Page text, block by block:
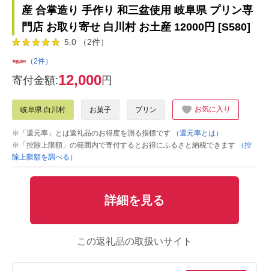
産 合掌造り 手作り 和三盆使用 岐阜県 プリン専
門店 お取り寄せ 白川村 お土産 12000円 [S580]
5.0 （2件）
（2件）
寄付金額:12,000円
岐阜県 白川村 お菓子 プリン お気に入り
※「還元率」とは返礼品のお得度を測る指標です
（還元率とは）
※「控除上限額」の範囲内で寄付するとお得にふるさと納税できます
（控
除上限額を調べる）
詳細を見る
この返礼品の取扱いサイト